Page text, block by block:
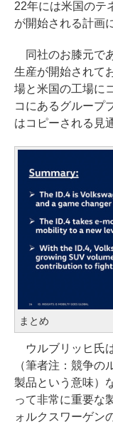
22年には米国のテ
が開始される計画
同社のお膝元で
生産が開始されて
場と米国の工場に
コにあるグループ
はコピーされる見
まとめ
ウルブリッヒ氏
（筆者注：競争の
製品という意味）
って非常に重要な
ォルクスワーゲン